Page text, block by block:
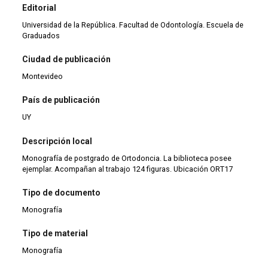
Editorial
Universidad de la República. Facultad de Odontología. Escuela de
Graduados
Ciudad de publicación
Montevideo
País de publicación
UY
Descripción local
Monografía de postgrado de Ortodoncia. La biblioteca posee
ejemplar. Acompañan al trabajo 124 figuras. Ubicación ORT17
Tipo de documento
Monografía
Tipo de material
Monografía